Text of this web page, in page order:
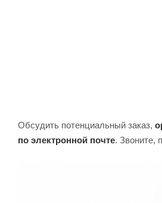
Обсудить потенциальный заказ,
по электронной почте. Звоните,